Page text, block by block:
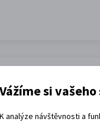
Váchala
Vážíme si
K analýze návštěvnosti a